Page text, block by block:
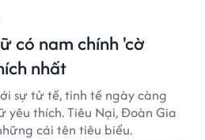
có nam chính 'cờ
nhất
sự tử tế, tinh tế ngày càng
yêu thích. Tiêu Nại, Đoàn Gia
cái tên tiêu biểu.